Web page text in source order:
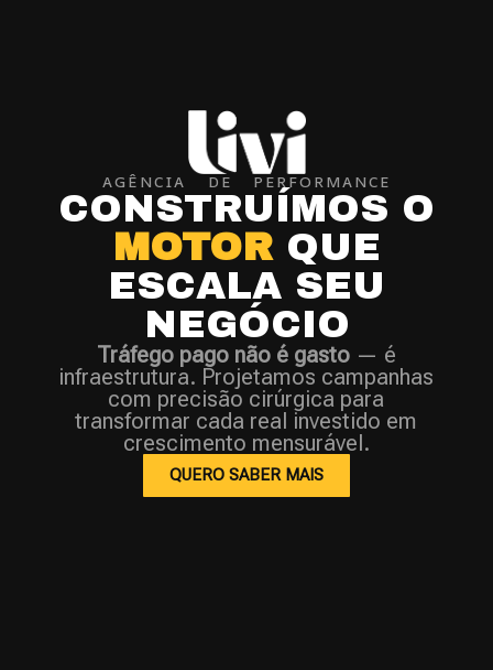
AGÊNCIA DE PERFORMANCE
CONSTRUÍMOS O
MOTORQUE
ESCALA SEU
NEGÓCIO
Tráfego pago não é gasto— é
infraestrutura. Projetamos campanhas
com precisão cirúrgica para
transformar cada real investido em
crescimento mensurável.
QUERO SABER MAIS